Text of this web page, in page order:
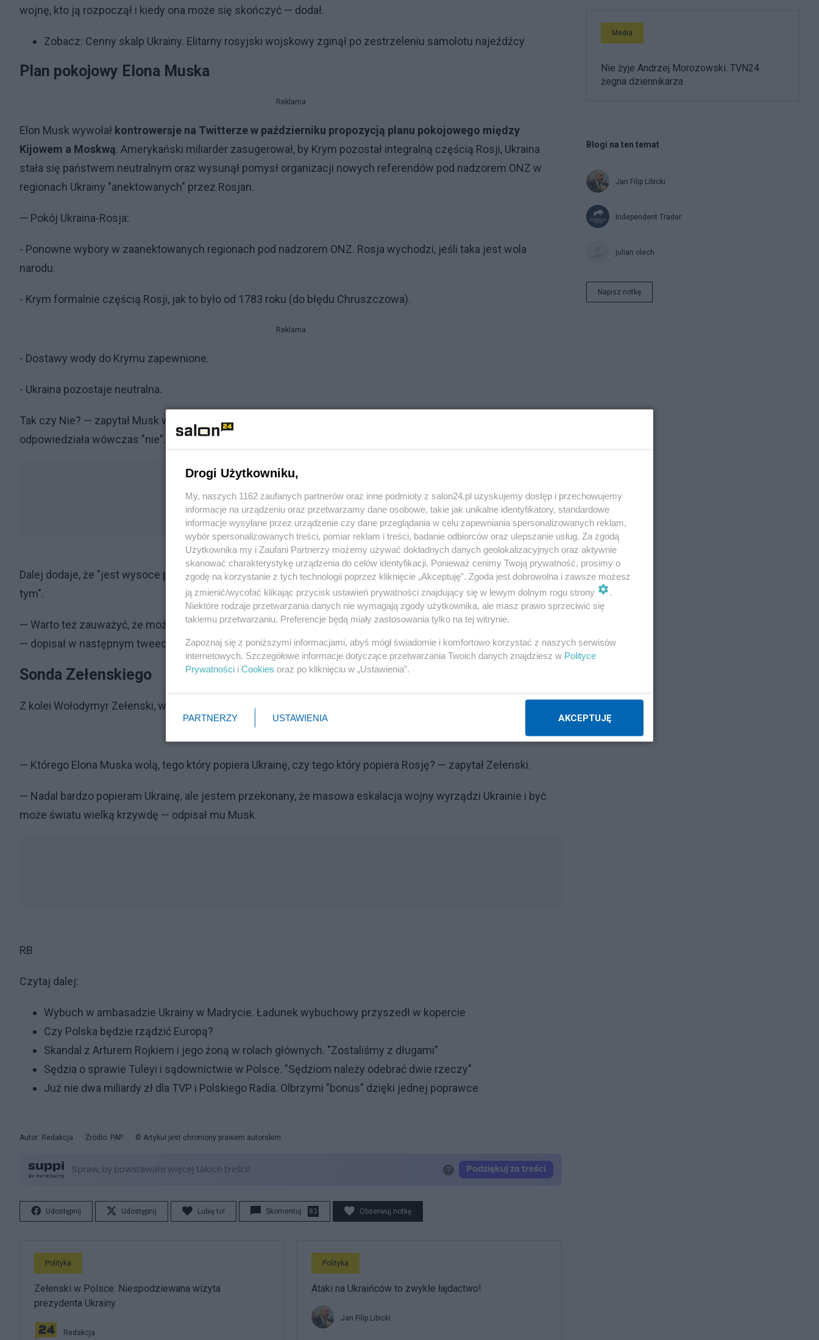
wojnę, kto ją rozpoczął i kiedy ona może się skończyć — dodał.
Zobacz: Cenny skalp Ukrainy. Elitarny rosyjski wojskowy zginął po zestrzeleniu samolotu najeźdźcy
Plan pokojowy Elona Muska
Reklama
Elon Musk wywołał kontrowersje na Twitterze w październiku propozycją planu pokojowego między
Kijowem a Moskwą. Amerykański miliarder zasugerował, by Krym pozostał integralną częścią Rosji, Ukraina
stała się państwem neutralnym oraz wysunął pomysł organizacji nowych referendów pod nadzorem ONZ w
regionach Ukrainy "anektowanych" przez Rosjan.
— Pokój Ukraina-Rosja:
- Ponowne wybory w zaanektowanych regionach pod nadzorem ONZ. Rosja wychodzi, jeśli taka jest wola
narodu.
- Krym formalnie częścią Rosji, jak to było od 1783 roku (do błędu Chruszczowa).
Reklama
- Dostawy wody do Krymu zapewnione.
- Ukraina pozostaje neutralna.
Tak czy Nie? — zapytał Musk w ankiecie stworzonej na Twitterze. Znaczna większość użytkowników
odpowiedziała wówczas "nie".
Reklama
Dalej dodaje, że "jest wysoce prawdopodobne, że taki będzie wynik końcowy - pytanie tylko, ilu zginie przed
tym".
— Warto też zauważyć, że możliwym, choć mało prawdopodobnym, wynikiem tego konfliktu jest wojna nuklearna
— dopisał w następnym tweecie.
Sonda Zełenskiego
Z kolei Wołodymyr Zełenski, w odpowiedzi na propozycję Muska
— Którego Elona Muska wolą, tego który popiera Ukrainę, czy tego który popiera Rosję? — zapytał Zełenski.
— Nadal bardzo popieram Ukrainę, ale jestem przekonany, że masowa eskalacja wojny wyrządzi Ukrainie i być
może światu wielką krzywdę — odpisał mu Musk.
RB
Czytaj dalej:
Wybuch w ambasadzie Ukrainy w Madrycie. Ładunek wybuchowy przyszedł w kopercie
Czy Polska będzie rządzić Europą?
Skandal z Arturem Rojkiem i jego żoną w rolach głównych. "Zostaliśmy z długami"
Sędzia o sprawie Tuleyi i sądownictwie w Polsce. "Sędziom należy odebrać dwie rzeczy"
Już nie dwa miliardy zł dla TVP i Polskiego Radia. Olbrzymi "bonus" dzięki jednej poprawce
Autor: Redakcja Źródło: PAP © Artykuł jest chroniony prawem autorskim.
Udostępnij Udostępnij Lubię to! Skomentuj 83 Obserwuj notkę
Polityka
Zełenski w Polsce. Niespodziewana wizyta
prezydenta Ukrainy
Redakcja
Polityka
Ataki na Ukraińców to zwykłe łajdactwo!
Jan Filip Libicki
Media
Nie żyje Andrzej Morozowski. TVN24
żegna dziennikarza
Blogi na ten temat
Jan Filip Libicki
Independent Trader
julian olech
Napisz notkę
Drogi Użytkowniku,
My, naszych 1162 zaufanych partnerów oraz inne podmioty z salon24.pl uzyskujemy dostęp i przechowujemy
informacje na urządzeniu oraz przetwarzamy dane osobowe, takie jak unikalne identyfikatory, standardowe
informacje wysyłane przez urządzenie czy dane przeglądania w celu zapewniania spersonalizowanych reklam,
wybór spersonalizowanych treści, pomiar reklam i treści, badanie odbiorców oraz ulepszanie usług. Za zgodą
Użytkownika my i Zaufani Partnerzy możemy używać dokładnych danych geolokalizacyjnych oraz aktywnie
skanować charakterystykę urządzenia do celów identyfikacji. Ponieważ cenimy Twoją prywatność, prosimy o
zgodę na korzystanie z tych technologii poprzez kliknięcie „Akceptuję”. Zgoda jest dobrowolna i zawsze możesz
ją zmienić/wycofać klikając przycisk ustawień prywatności znajdujący się w lewym dolnym rogu strony
.
Niektóre rodzaje przetwarzania danych nie wymagają zgody użytkownika, ale masz prawo sprzeciwić się
takiemu przetwarzaniu. Preferencje będą miały zastosowania tylko na tej witrynie.
Zapoznaj się z poniższymi informacjami, abyś mógł świadomie i komfortowo korzystać z naszych serwisów
internetowych. Szczegółowe informacje dotyczące przetwarzania Twoich danych znajdziesz w Polityce
Prywatności i Cookies oraz po kliknięciu w „Ustawienia”.
PARTNERZY USTAWIENIA AKCEPTUJĘ